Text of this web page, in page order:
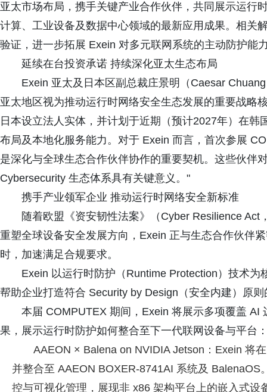
亚太市场布局，携手关键产业合作伙伴，共同展示运行
计算、工业设备及数据中心领域的最新应用成果。相关
验证，进一步拓展 Exein 对多元联网系统的主动防护能
延续在台投资承诺 持续深化亚太生态布局
Exein 亚太及日本区副总裁庄景明（Caesar
亚太地区视为推动运行时网络安全生态发展的重要战略
日本设立法人实体，并计划于近期（预计2027年）在
布局及本地化服务能力。对于 Exein 而言，首次参展
是深化与全球生态合作伙伴协作的重要契机。这些伙伴
Cybersecurity 生态体系具有关键意义。"
携手产业领军企业 推动运行时网络安全新标准
随着欧盟《资安韧性法案》（Cyber Resilience
重塑全球设备安全发展方向，Exein 正与生态合作伙伴
时，加速满足合规要求。
Exein 以运行时防护（Runtime Protection）技术
帮助企业打造符合 Security by Design（安全内建）原
本届 COMPUTEX 期间，Exein 将展示多项覆盖
果，展示运行时防护如何整合至下一代联网设备与平台
AAEON × Balena on NVIDIA Jetson：Exein 将
并整合至 AAEON BOXER-8741AI 系统及
控与可视化管理，展现非 x86 架构平台上的嵌入式设